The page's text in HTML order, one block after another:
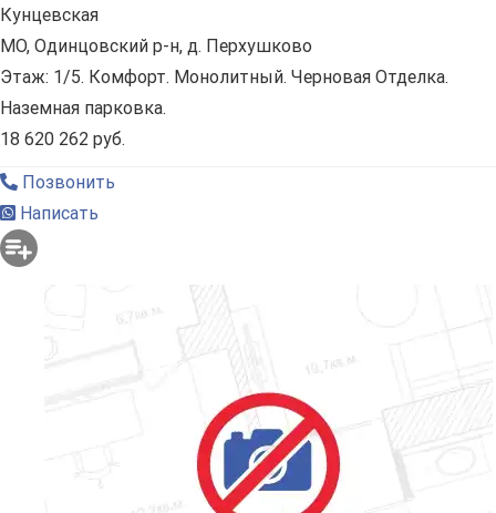
Кунцевская
МО, Одинцовский р-н, д. Перхушково
Этаж: 1/5. Комфорт. Монолитный. Черновая Отделка.
Наземная парковка.
18 620 262 руб.
Позвонить
Написать